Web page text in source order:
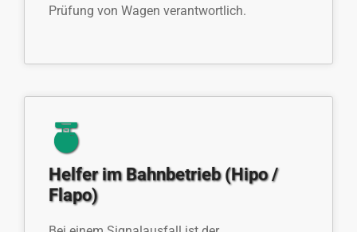
Prüfung von Wagen verantwortlich.
Helfer im Bahnbetrieb (Hipo /
Flapo)